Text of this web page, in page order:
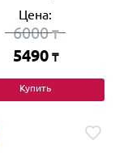
Цена:
6000₸
5490 ₸
Купить